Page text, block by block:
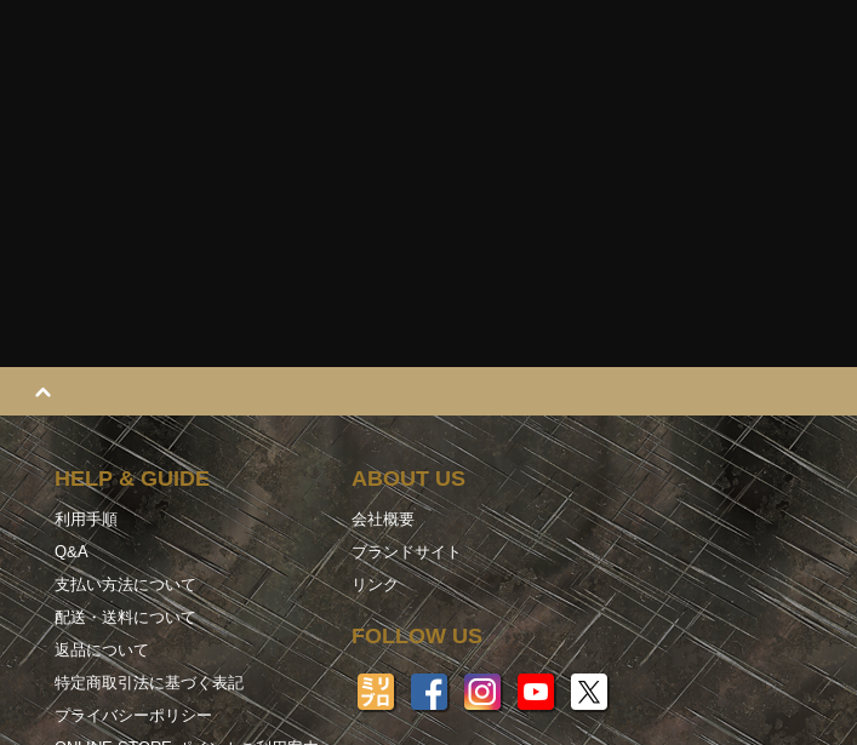
HELP & GUIDE
利用手順
Q&A
支払い方法について
配送・送料について
返品について
特定商取引法に基づく表記
プライバシーポリシー
ABOUT US
会社概要
ブランドサイト
リンク
FOLLOW US